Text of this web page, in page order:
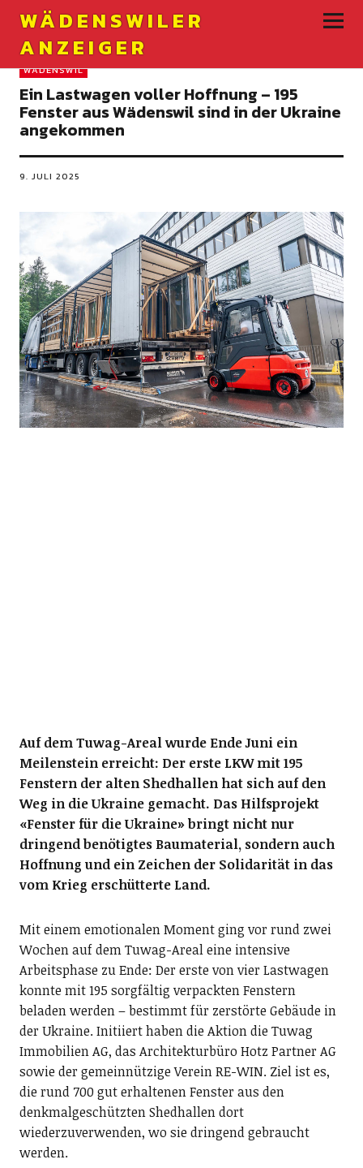
WÄDENSWILER
ANZEIGER
WÄDENSWIL
Ein Lastwagen voller Hoffnung – 195
Fenster aus Wädenswil sind in der Ukraine
angekommen
9. JULI 2025
Auf dem Tuwag-Areal wurde Ende Juni ein
Meilenstein erreicht: Der erste LKW mit 195
Fenstern der alten Shedhallen hat sich auf den
Weg in die Ukraine gemacht. Das Hilfsprojekt
«Fenster für die Ukraine» bringt nicht nur
dringend benötigtes Baumaterial, sondern auch
Hoffnung und ein Zeichen der Solidarität in das
vom Krieg erschütterte Land.
Mit einem emotionalen Moment ging vor rund zwei
Wochen auf dem Tuwag-Areal eine intensive
Arbeitsphase zu Ende: Der erste von vier Lastwagen
konnte mit 195 sorgfältig verpackten Fenstern
beladen werden – bestimmt für zerstörte Gebäude in
der Ukraine. Initiiert haben die Aktion die Tuwag
Immobilien AG, das Architekturbüro Hotz Partner AG
sowie der gemeinnützige Verein RE-WIN. Ziel ist es,
die rund 700 gut erhaltenen Fenster aus den
denkmalgeschützten Shedhallen dort
wiederzuverwenden, wo sie dringend gebraucht
werden.